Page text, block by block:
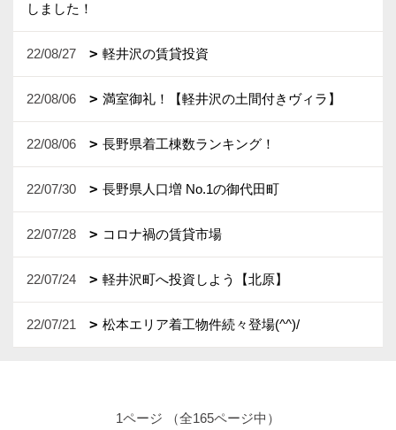
しました！
22/08/27 軽井沢の賃貸投資
22/08/06 満室御礼！【軽井沢の土間付きヴィラ】
22/08/06 長野県着工棟数ランキング！
22/07/30 長野県人口増 No.1の御代田町
22/07/28 コロナ禍の賃貸市場
22/07/24 軽井沢町へ投資しよう【北原】
22/07/21 松本エリア着工物件続々登場(^^)/
1ページ （全165ページ中）